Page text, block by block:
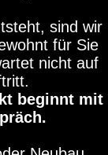
sind wir
für Sie
nicht auf
beginnt mit